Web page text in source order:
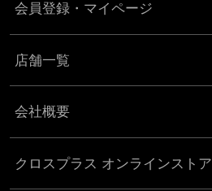
会員登録・マイページ
店舗一覧
会社概要
クロスプラス オンラインストア